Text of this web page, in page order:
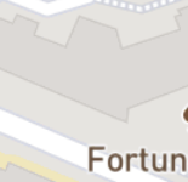
reflecție lucidă
nostru istoric, un
voce surdă, șoptită
care evenimentele
adevăratul lor nume
și intonația regizorului